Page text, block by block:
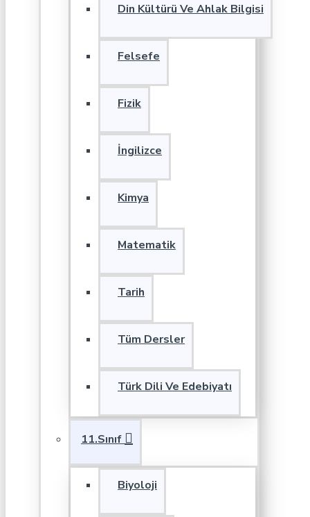
Din Kültürü Ve Ahlak Bilgisi
Felsefe
Fizik
İngilizce
Kimya
Matematik
Tarih
Tüm Dersler
Türk Dili Ve Edebiyatı
11.Sınıf
Biyoloji